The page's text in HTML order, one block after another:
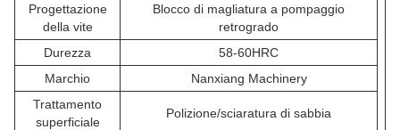
Progettazione
della vite
Blocco di magliatura a pompaggio
retrogrado
Durezza
58-60HRC
Marchio
Nanxiang Machinery
Trattamento
superficiale
Polizione/sciaratura di sabbia